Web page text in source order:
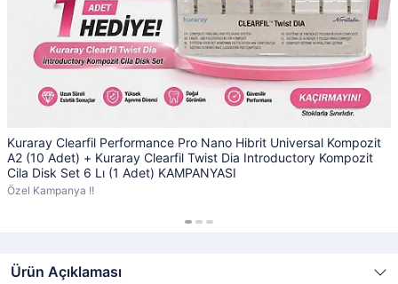
Kuraray Clearfil Performance Pro Nano Hibrit Universal Kompozit
A2 (10 Adet) + Kuraray Clearfil Twist Dia Introductory Kompozit
Cila Disk Set 6 Lı (1 Adet) KAMPANYASI
Özel Kampanya !!
Ürün Açıklaması